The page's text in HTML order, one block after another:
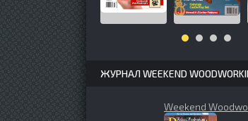
ЖУРНАЛ WEEKEND
Weekend